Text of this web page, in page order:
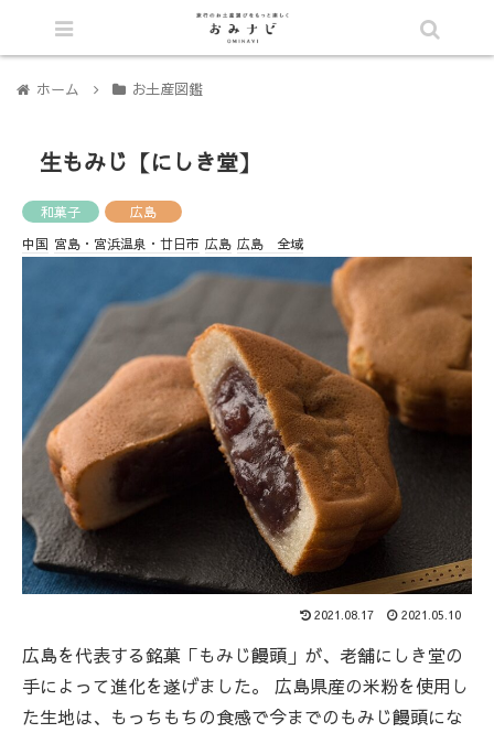
ホーム お土産図鑑
生もみじ【にしき堂】
和菓子
広島
中国 宮島・宮浜温泉・廿日市 広島 広島 全域
2021.08.17 2021.05.10
広島を代表する銘菓「もみじ饅頭」が、老舗にしき堂の
手によって進化を遂げました。 広島県産の米粉を使用し
た生地は、もっちもちの食感で今までのもみじ饅頭にな
シェア